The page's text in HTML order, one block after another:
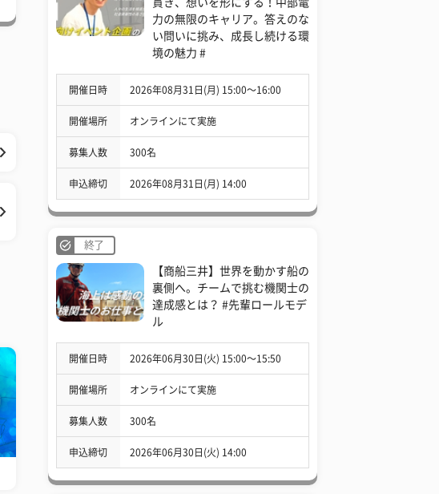
力の無限のキャリア。答えのな
い問いに挑み、成長し続ける環
境の魅力 #
開催日時 2026年08月31日(月) 15:00〜16:00
開催場所 オンラインにて実施
募集人数 300名
申込締切 2026年08月31日(月) 14:00
終了
【商船三井】世界を動かす船の
裏側へ。チームで挑む機関士の
達成感とは？ #先輩ロールモデ
ル
開催日時 2026年06月30日(火) 15:00〜15:50
開催場所 オンラインにて実施
募集人数 300名
申込締切 2026年06月30日(火) 14:00